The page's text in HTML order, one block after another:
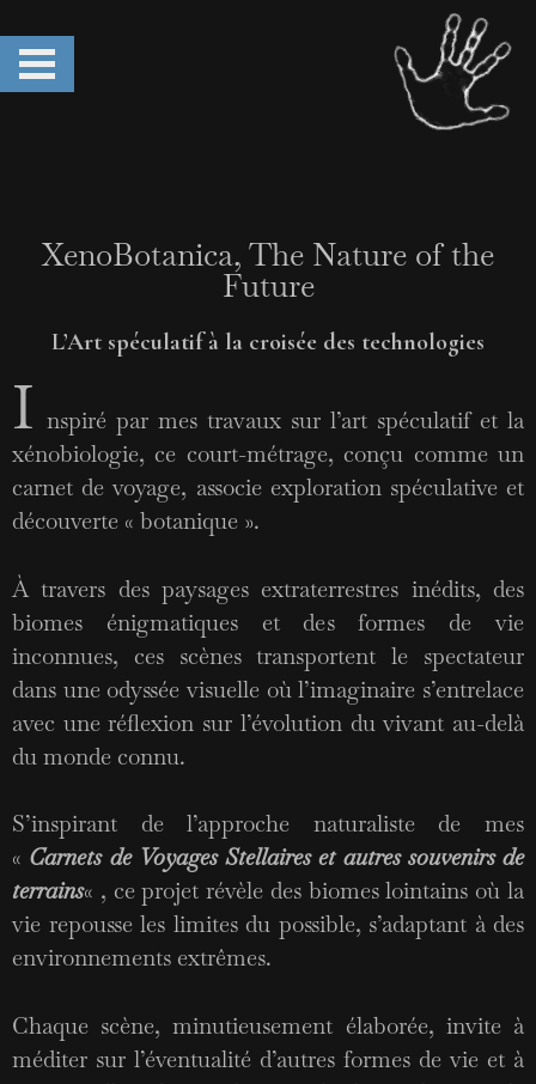
XenoBotanica, The Nature of the
Future
L’Art spéculatif à la croisée des technologies
I nspiré par mes travaux sur l’art spéculatif et la
xénobiologie, ce court-métrage, conçu comme un
carnet de voyage, associe exploration spéculative et
découverte « botanique ».
À travers des paysages extraterrestres inédits, des
biomes énigmatiques et des formes de vie
inconnues, ces scènes transportent le spectateur
dans une odyssée visuelle où l’imaginaire s’entrelace
avec une réflexion sur l’évolution du vivant au-delà
du monde connu.
S’inspirant de l’approche naturaliste de mes
« Carnets de Voyages Stellaires et autres souvenirs de
terrains« , ce projet révèle des biomes lointains où la
vie repousse les limites du possible, s’adaptant à des
environnements extrêmes.
Chaque scène, minutieusement élaborée, invite à
méditer sur l’éventualité d’autres formes de vie et à